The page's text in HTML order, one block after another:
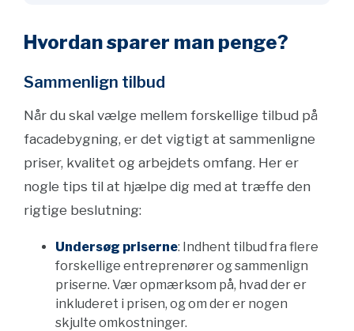
Hvordan sparer man penge?
Sammenlign tilbud
Når du skal vælge mellem forskellige tilbud på
facadebygning, er det vigtigt at sammenligne
priser, kvalitet og arbejdets omfang. Her er
nogle tips til at hjælpe dig med at træffe den
rigtige beslutning:
Undersøg priserne: Indhent tilbud fra flere
forskellige entreprenører og sammenlign
priserne. Vær opmærksom på, hvad der er
inkluderet i prisen, og om der er nogen
skjulte omkostninger.